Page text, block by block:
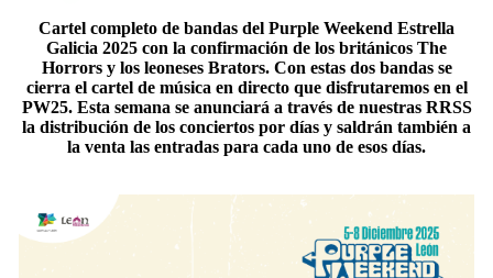
Cartel completo de bandas del Purple Weekend Estrella
Galicia 2025 con la confirmación de los británicos The
Horrors y los leoneses Brators. Con estas dos bandas se
cierra el cartel de música en directo que disfrutaremos en el
PW25. Esta semana se anunciará a través de nuestras RRSS
la distribución de los conciertos por días y saldrán también a
la venta las entradas para cada uno de esos días.